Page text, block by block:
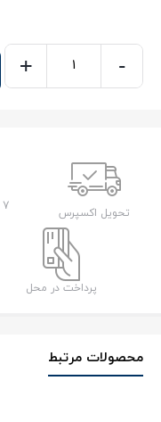
Canvio
Basics
-
+
تحویل اکسپرس
پرداخت در محل
محصولات مرتبط